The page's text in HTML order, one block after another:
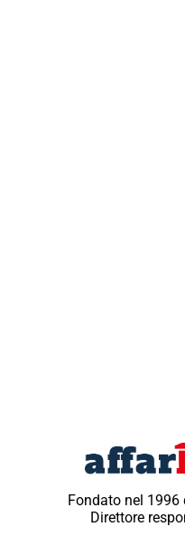
Fondato nel 1996
Direttore